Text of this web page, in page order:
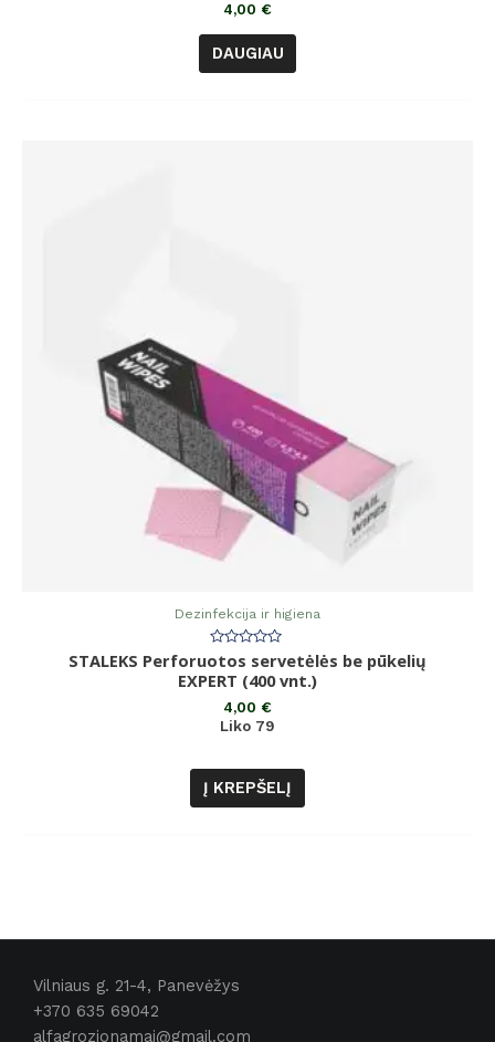
4,00 €
DAUGIAU
Dezinfekcija ir higiena
Įvertinimas:
0
iš
STALEKS Perforuotos servetėlės ​​be pūkelių
EXPERT (400 vnt.)
4,00 €
Liko 79
Į KREPŠELĮ
Vilniaus g. 21-4, Panevėžys
+370 635 69042
alfagrozionamai@gmail.com